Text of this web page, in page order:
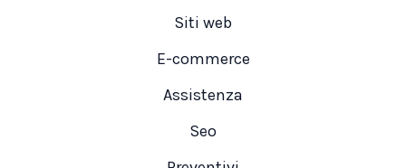
Siti web
E-commerce
Assistenza
Seo